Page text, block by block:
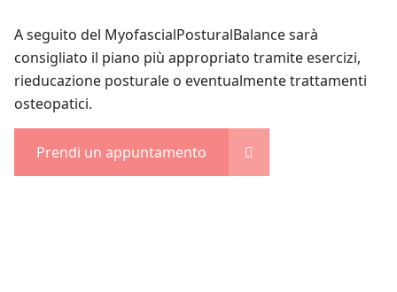
A seguito del MyofascialPosturalBalance sarà
consigliato il piano più appropriato tramite esercizi,
rieducazione posturale o eventualmente trattamenti
osteopatici.
Prendi un appuntamento